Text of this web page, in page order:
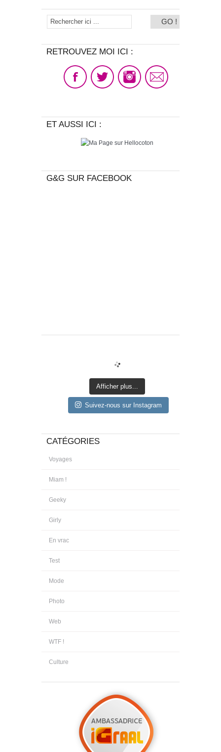
RETROUVEZ MOI ICI :
ET AUSSI ICI :
G&G SUR FACEBOOK
Afficher plus...
Suivez-nous sur Instagram
CATÉGORIES
Voyages
Miam !
Geeky
Girly
En vrac
Test
Mode
Photo
Web
WTF !
Culture